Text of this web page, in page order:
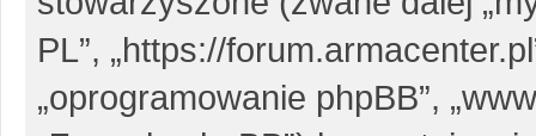
PL”, „https://
„oprogramowanie phpBB”,